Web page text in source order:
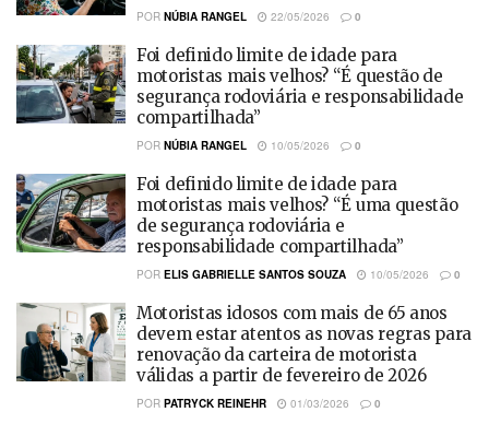
POR NÚBIA RANGEL 22/05/2026 0
Foi definido limite de idade para
motoristas mais velhos? “É questão de
segurança rodoviária e responsabilidade
compartilhada”
POR NÚBIA RANGEL 10/05/2026 0
Foi definido limite de idade para
motoristas mais velhos? “É uma questão
de segurança rodoviária e
responsabilidade compartilhada”
POR ELIS GABRIELLE SANTOS SOUZA 10/05/2026 0
Motoristas idosos com mais de 65 anos
devem estar atentos as novas regras para
renovação da carteira de motorista
válidas a partir de fevereiro de 2026
POR PATRYCK REINEHR 01/03/2026 0